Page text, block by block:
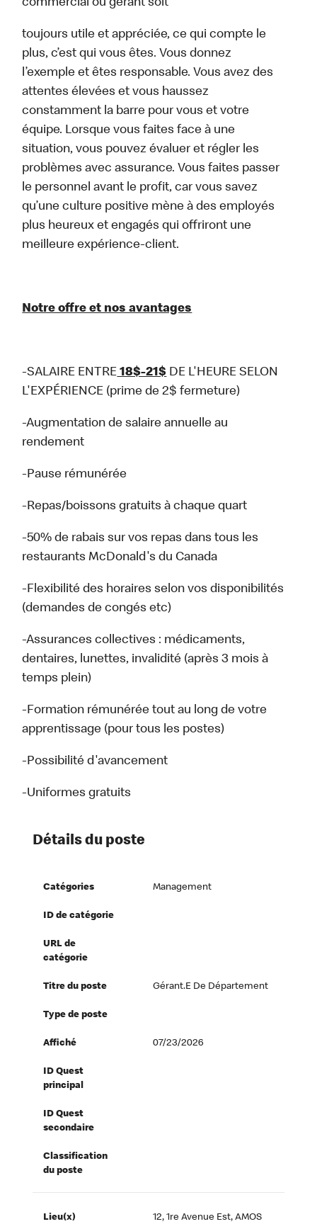
commercial ou gérant soit
toujours utile et appréciée, ce qui compte le
plus, c’est qui vous êtes. Vous donnez
l’exemple et êtes responsable. Vous avez des
attentes élevées et vous haussez
constamment la barre pour vous et votre
équipe. Lorsque vous faites face à une
situation, vous pouvez évaluer et régler les
problèmes avec assurance. Vous faites passer
le personnel avant le profit, car vous savez
qu’une culture positive mène à des employés
plus heureux et engagés qui offriront une
meilleure expérience-client.
Notre offre et nos avantages
-SALAIRE ENTRE 18$-21$ DE L'HEURE SELON
L'EXPÉRIENCE (prime de 2$ fermeture)
-Augmentation de salaire annuelle au
rendement
-Pause rémunérée
-Repas/boissons gratuits à chaque quart
-50% de rabais sur vos repas dans tous les
restaurants McDonald's du Canada
-Flexibilité des horaires selon vos disponibilités
(demandes de congés etc)
-Assurances collectives : médicaments,
dentaires, lunettes, invalidité (après 3 mois à
temps plein)
-Formation rémunérée tout au long de votre
apprentissage (pour tous les postes)
-Possibilité d'avancement
-Uniformes gratuits
Détails du poste
Catégories Management
ID de catégorie
URL de
catégorie
Titre du poste Gérant.e De Département
Type de poste
Affiché 07/23/2026
ID Quest
principal
ID Quest
secondaire
Classification
du poste
Lieu(x)
12, 1re Avenue Est, AMOS